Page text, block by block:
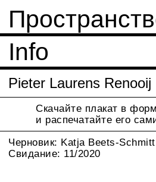
Info
Pieter Laurens Renooij
Скачайте плакат в
и распечатайте его
Черновик: Katja Beets-Schmitt
Свидание: 11/2020